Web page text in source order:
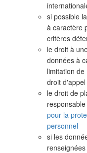
si possible
à caractère
critères
le droit à
données à
limitation
droit
le droit de
pour la
personnel
si les